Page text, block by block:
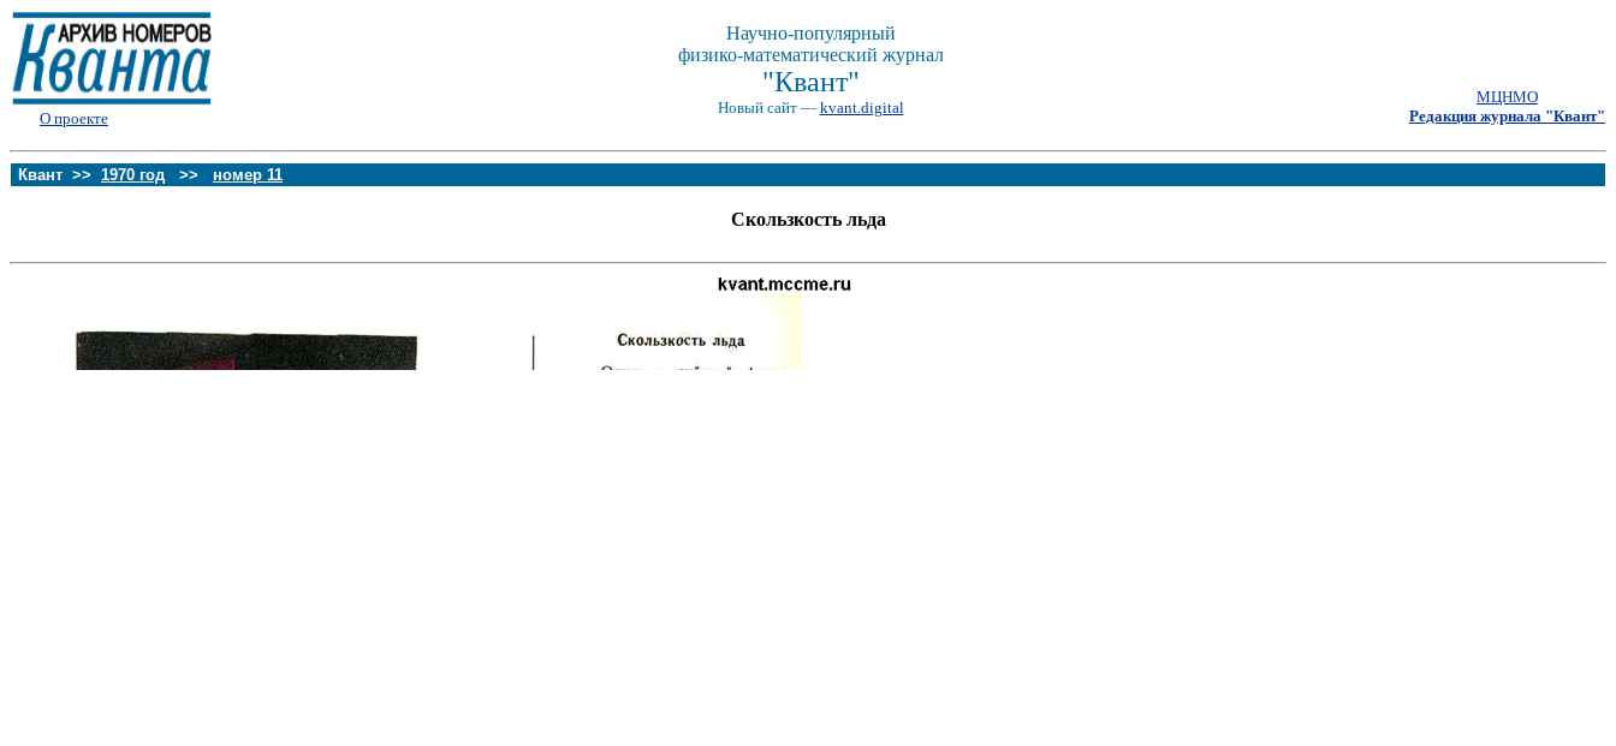
О проекте
Научно-популярный
физико-математический журнал
"Квант"
Новый сайт — kvant.digital
МЦНМО
Редакция журнала "Квант"
Квант >> 1970 год >> номер 11
Скользкость льда